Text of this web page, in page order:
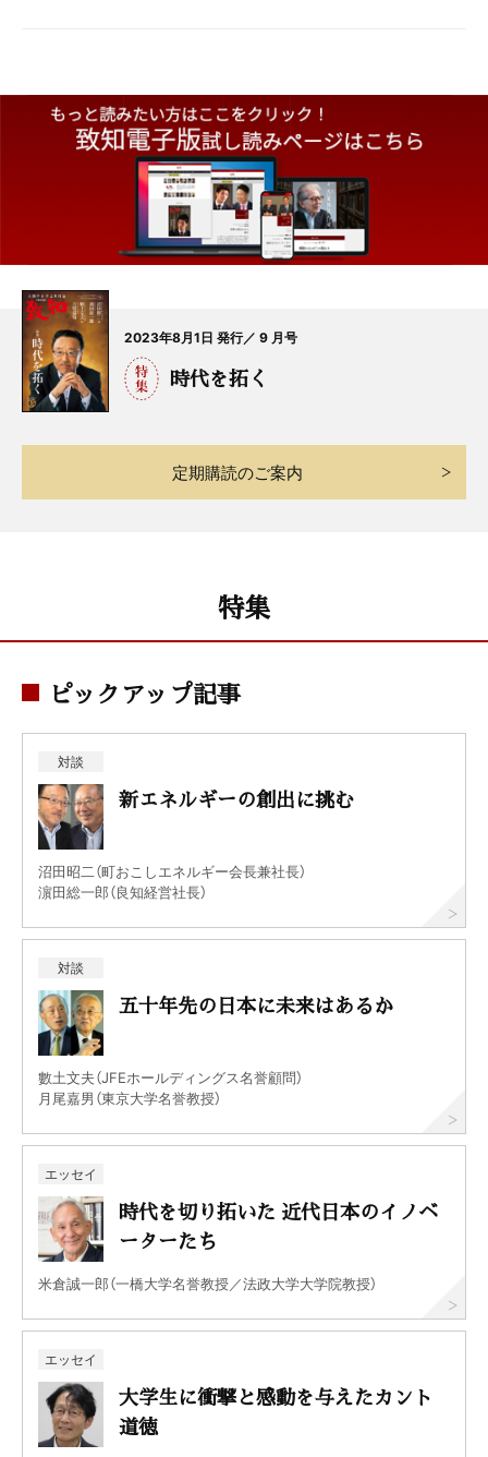
2023年8月1日 発行／ 9 月号
時代を拓く
定期購読のご案内
特集
ピックアップ記事
対談
新エネルギーの創出に挑む
沼田昭二（町おこしエネルギー会長兼社長）
濵田総一郎（良知経営社長）
対談
五十年先の日本に未来はあるか
數土文夫（JFEホールディングス名誉顧問）
月尾嘉男（東京大学名誉教授）
エッセイ
時代を切り拓いた 近代日本のイノベ
ーターたち
米倉誠一郎（一橋大学名誉教授／法政大学大学院教授）
エッセイ
大学生に衝撃と感動を与えたカント
道徳